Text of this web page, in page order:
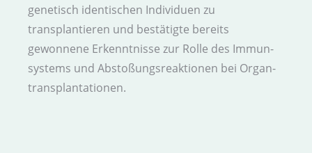
genetisch identischen Individuen zu
transplantieren und bestätigte bereits
gewonnene Erkenntnisse zur Rolle des Immun­
systems und Abstoßungs­reaktionen bei Organ­
transplantationen.